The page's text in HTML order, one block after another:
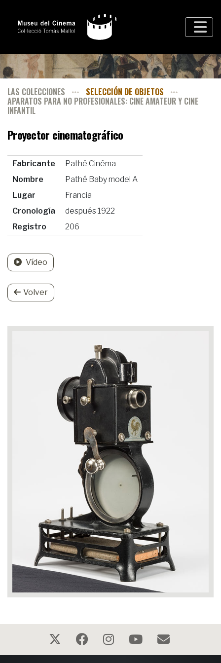
LAS COLECCIONES SELECCIÓN DE OBJETOS
APARATOS PARA NO PROFESIONALES: CINE AMATEUR Y CINE
INFANTIL
Proyector cinematográfico
Fabricante
Pathé Cinéma
Nombre
Pathé Baby model A
Lugar
Francia
Cronología
después 1922
Registro
206
Vídeo
Volver